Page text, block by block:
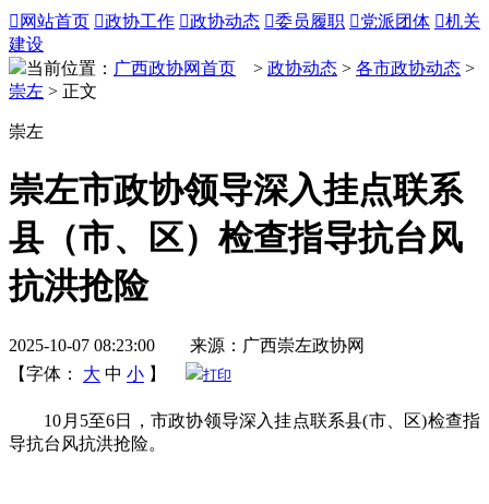
 网站首页 政协工作 政协动态 委员履职 党派团体 机关
建设
当前位置： 广西政协网首页 > 政协动态 > 各市政协动态 >
崇左 > 正文
崇左
崇左市政协领导深入挂点联系
县（市、区）检查指导抗台风
抗洪抢险
2025-10-07 08:23:00 来源：广西崇左政协网
【字体：
大 中 小 】 打印
10月5至6日，市政协领导深入挂点联系县(市、区)检查指
导抗台风抗洪抢险。